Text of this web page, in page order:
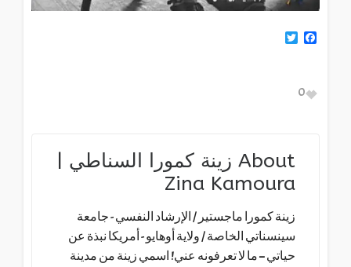
Facebook
0
About زينة كمورا السناطي |
Zina Kamoura
زينة كمورا ماجستير / الإرشاد النفسي - جامعة
سينسناتي الخاصة / ولاية أوهايو - أمريكا نبذة عن
حياتي – ما لا تعرفونه عني! اسمي زينة من مدينة